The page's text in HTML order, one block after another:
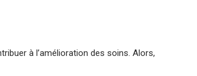
à l’amélioration des soins. Alors,